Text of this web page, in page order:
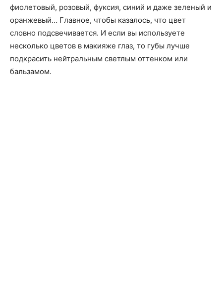
фиолетовый, розовый, фуксия, синий и даже зеленый и
оранжевый… Главное, чтобы казалось, что цвет
словно подсвечивается. И если вы используете
несколько цветов в макияже глаз, то губы лучше
подкрасить нейтральным светлым оттенком или
бальзамом.